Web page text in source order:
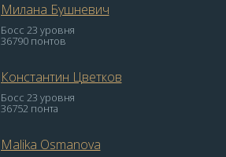
Милана Бушневич
Босс 23 уровня
36790 понтов
Константин Цветков
Босс 23 уровня
36752 понта
Malika Osmanova